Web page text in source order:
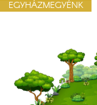
EGYHÁZMEGYÉNK